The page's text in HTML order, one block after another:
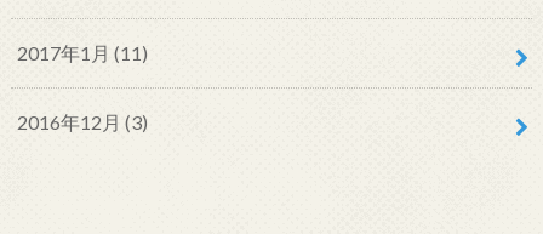
2017年1月 (11)
2016年12月 (3)